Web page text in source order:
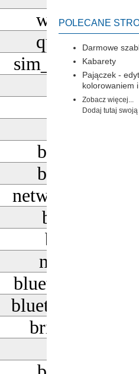
POLECANE
Darmowe
Kabarety
Pajączek -
kolorowaniem
Zobacz więcej...
Dodaj tutaj swoją
usb
splitscreen
battery_1_bar
battery_3_bar
battery_alert
battery_low
network_wifi
brightness_high